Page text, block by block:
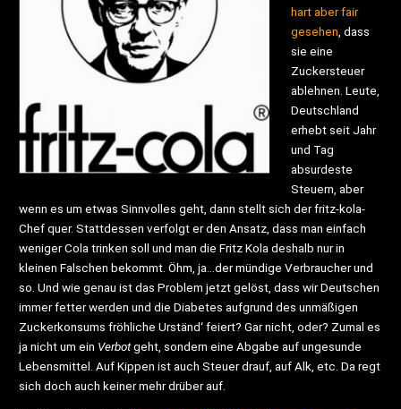
hart aber fair
gesehen , dass
sie eine
Zuckersteuer
ablehnen. Leute,
Deutschland
erhebt seit Jahr
und Tag
absurdeste
Steuern, aber
wenn es um etwas Sinnvolles geht, dann stellt sich der fritz-kola-
Chef quer. Stattdessen verfolgt er den Ansatz, dass man einfach
weniger Cola trinken soll und man die Fritz Kola deshalb nur in
kleinen Falschen bekommt. Öhm, ja…der mündige Verbraucher und
so. Und wie genau ist das Problem jetzt gelöst, dass wir Deutschen
immer fetter werden und die Diabetes aufgrund des unmäßigen
Zuckerkonsums fröhliche Urständ‘ feiert? Gar nicht, oder? Zumal es
ja nicht um ein Verbotgeht, sondern eine Abgabe auf ungesunde
Lebensmittel. Auf Kippen ist auch Steuer drauf, auf Alk, etc. Da regt
sich doch auch keiner mehr drüber auf.